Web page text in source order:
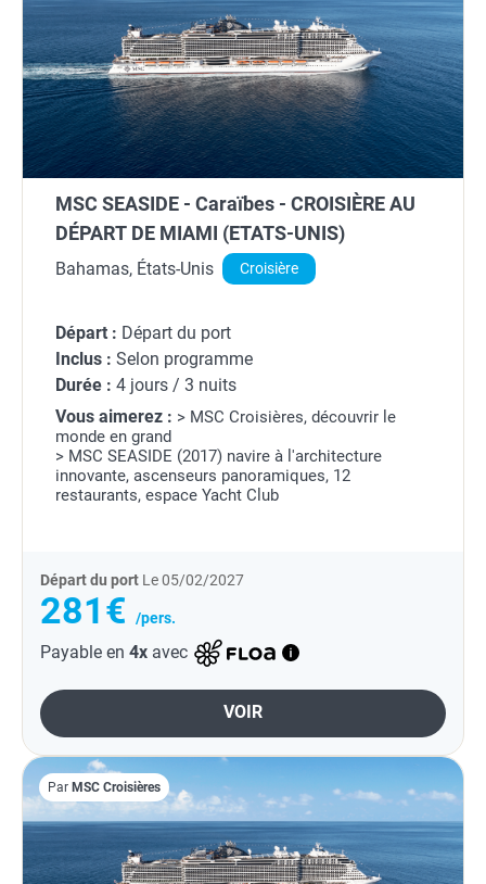
MSC SEASIDE - Caraïbes - CROISIÈRE AU
DÉPART DE MIAMI (ETATS-UNIS)
Bahamas, États-Unis Croisière
Départ : Départ du port
Inclus : Selon programme
Durée : 4 jours / 3 nuits
Vous aimerez : > MSC Croisières, découvrir le
monde en grand
> MSC SEASIDE (2017) navire à l'architecture
innovante, ascenseurs panoramiques, 12
restaurants, espace Yacht Club
Départ du port Le 05/02/2027
281€ /pers.
Payable en 4x avec
VOIR
Par MSC Croisières